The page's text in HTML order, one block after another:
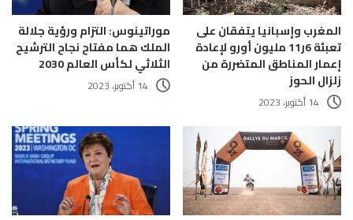
المغرب وإسبانيا يتفقان على
تعبئة 6ر11 مليون أورو لإعادة
إعمار المناطق المتضررة من
زلزال الحوز
14 أكتوبر، 2023
موراتينوس: التزام ورؤية جلالة
الملك هما مفتاح نجاح الترشيح
الثلاثي لكأس العالم 2030
14 أكتوبر، 2023